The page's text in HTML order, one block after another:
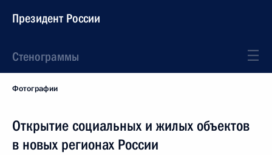
Президент России
Стенограммы
Фотографии
Открытие социальных и жилых объектов
в новых регионах России